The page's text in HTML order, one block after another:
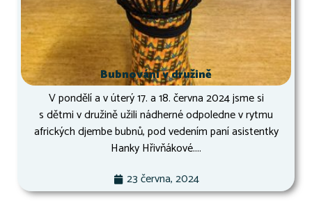
Bubnování v družině
V pondělí a v úterý 17. a 18. června 2024 jsme si
s dětmi v družině užili nádherné odpoledne v rytmu
afrických djembe bubnů, pod vedením paní asistentky
Hanky Hřivňákové....
23 června, 2024